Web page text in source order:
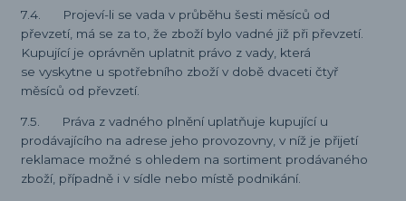
7.4. Projeví-li se vada v průběhu šesti měsíců od
převzetí, má se za to, že zboží bylo vadné již při převzetí.
Kupující je oprávněn uplatnit právo z vady, která
se vyskytne u spotřebního zboží v době dvaceti čtyř
měsíců od převzetí.
7.5. Práva z vadného plnění uplatňuje kupující u
prodávajícího na adrese jeho provozovny, v níž je přijetí
reklamace možné s ohledem na sortiment prodávaného
zboží, případně i v sídle nebo místě podnikání.